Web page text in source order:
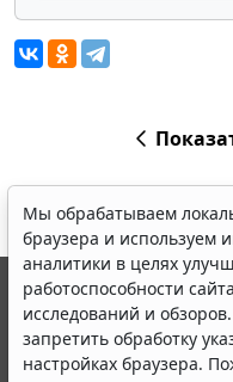
Мы обрабатываем
браузера и используем
аналитики в целях
работоспособности
исследований и
запретить обработку
настройках браузера.
© ООО "НПП "ГАРАНТ-
выпускается с 1990
являются участниками